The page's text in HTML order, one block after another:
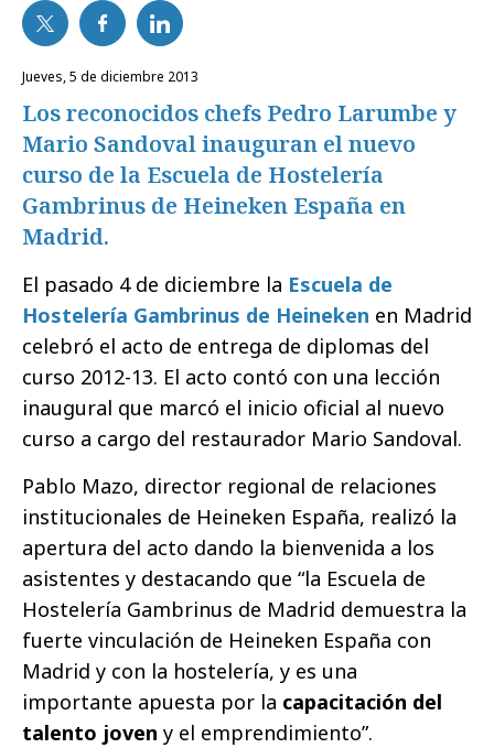
jueves, 5 de diciembre 2013
Los reconocidos chefs Pedro Larumbe y
Mario Sandoval inauguran el nuevo
curso de la Escuela de Hostelería
Gambrinus de Heineken España en
Madrid.
El pasado 4 de diciembre la Escuela de
Hostelería Gambrinus de Heineken en Madrid
celebró el acto de entrega de diplomas del
curso 2012-13. El acto contó con una lección
inaugural que marcó el inicio oficial al nuevo
curso a cargo del restaurador Mario Sandoval.
Pablo Mazo, director regional de relaciones
institucionales de Heineken España, realizó la
apertura del acto dando la bienvenida a los
asistentes y destacando que “la Escuela de
Hostelería Gambrinus de Madrid demuestra la
fuerte vinculación de Heineken España con
Madrid y con la hostelería, y es una
importante apuesta por la capacitación del
talento joven y el emprendimiento”.